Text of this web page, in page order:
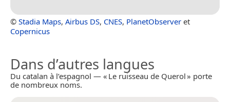
© Stadia Maps, Airbus DS, CNES, PlanetObserver et
Copernicus
Dans d’autres langues
Du catalan à l’espagnol — « Le ruisseau de Querol » porte
de nombreux noms.